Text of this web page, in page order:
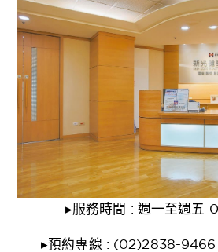
▸服務時間 : 週一至週五
▸預約專線 : (02)2838-